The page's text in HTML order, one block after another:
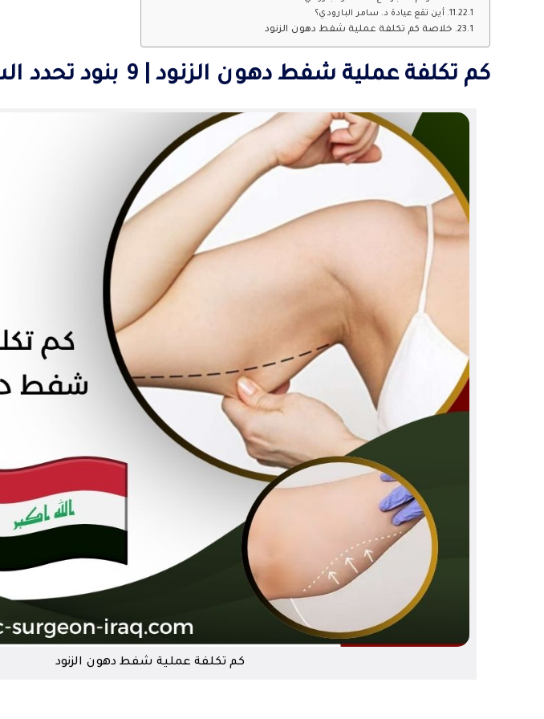
أين تقع عيادة د. سامر البارودي؟
خلاصة كم تكلفة عملية شفط دهون الزنود
كم تكلفة عملية شفط دهون الزنود | 9 بنود تحدد السعر قبل الحجز
كم تكلفة عملية شفط دهون الزنود